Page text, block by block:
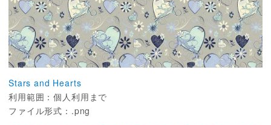
Stars and Hearts
利用範囲：個人利用まで
ファイル形式：.png